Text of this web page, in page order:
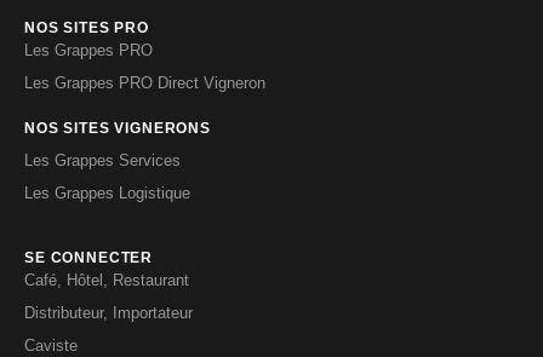
NOS SITES PRO
Les Grappes PRO
Les Grappes PRO Direct Vigneron
NOS SITES VIGNERONS
Les Grappes Services
Les Grappes Logistique
SE CONNECTER
Café, Hôtel, Restaurant
Distributeur, Importateur
Caviste